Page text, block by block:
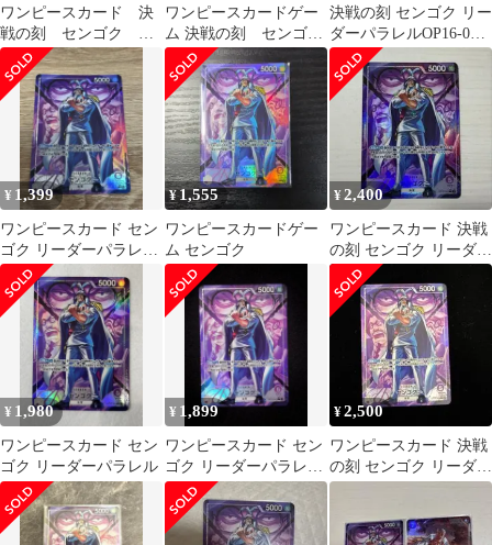
ワンピースカード 決
戦の刻 センゴク リ
ーダーパラレル
ワンピースカードゲー
ム 決戦の刻 センゴク
リーダーパラレル op-
16
決戦の刻 センゴク リー
ダーパラレルOP16-060
L
¥ 1,399
ワンピースカード セン
ゴク リーダーパラレル
決戦の刻 OP16-060
¥1,555
ワンピースカードゲー
ム センゴク
¥2,400
ワンピースカード 決戦
の刻 センゴク リーダー
パラレルOP16-060 L
¥ 1,980
ワンピースカード セン
ゴク リーダーパラレル
¥ 1,899
ワンピースカード セン
ゴク リーダーパラレル
OP16-060 決戦の刻
¥2,500
ワンピースカード 決戦
の刻 センゴク リーダー
パラレル OP16-060